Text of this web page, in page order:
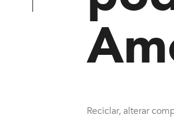
Reciclar, alterar